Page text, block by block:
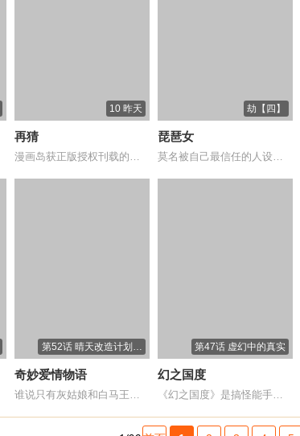
10 昨天
再猜
劫【四】
琵琶女
第52话 晴天改造计划希
奇妙爱情物语
第47话 虚幻中的真实
幻之国度